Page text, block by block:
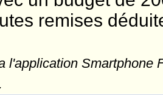
remises
l'application Smartphone